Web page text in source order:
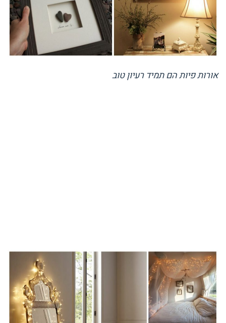
אורות פיות הם תמיד רעיון טוב